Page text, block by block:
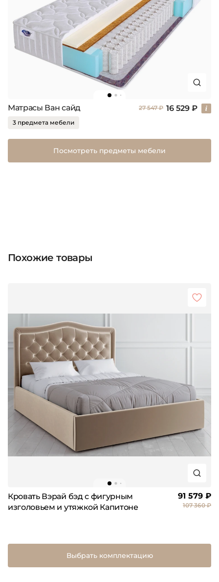
Матрасы Ван сайд 27 547 ₽ 16 529 ₽
3 предмета мебели
Посмотреть предметы мебели
Похожие товары
Кровать Вэрай бэд с фигурным
изголовьем и утяжкой Капитоне
91 579 ₽
107 360 ₽
Выбрать комплектацию